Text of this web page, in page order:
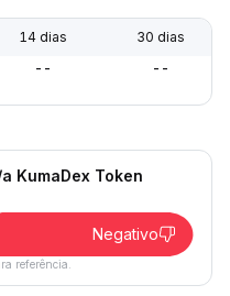
14 dias 30 dias
-- --
KumaDex Token
Negativo
referência.